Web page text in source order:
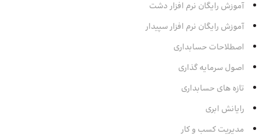
آموزش رایگان نرم افزار دشت
آموزش رایگان نرم افزار سپیدار
اصطلاحات حسابداری
اصول سرمایه‌ گذاری
تازه های حسابداری
رایانش ابری
مدیریت کسب و کار